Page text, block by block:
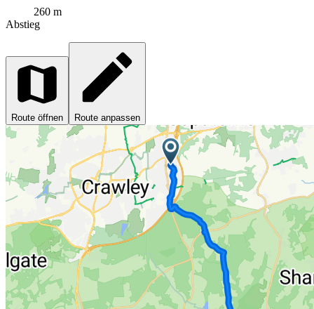
260 m
Abstieg
Route öffnen Route anpassen